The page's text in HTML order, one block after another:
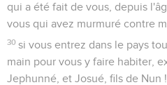
qui a été fait de vous, depuis
vous qui avez murmuré contre
30 si vous entrez dans le pays
main pour vous y faire habiter,
Jephunné, et Josué, fils de Nun !